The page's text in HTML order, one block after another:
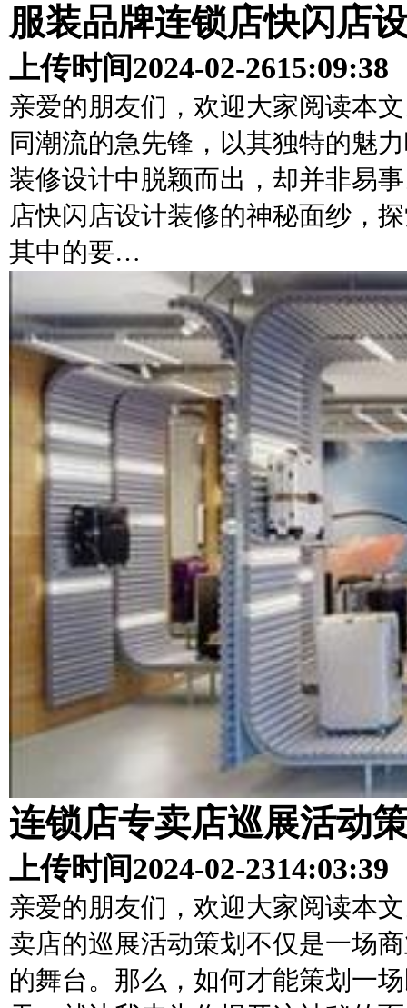
服装品牌连锁店快闪店
上传时间2024-02-2615:09:38
亲爱的朋友们，欢迎大家阅读本
同潮流的急先锋，以其独特的魅
装修设计中脱颖而出，却并非易
店快闪店设计装修的神秘面纱，
其中的要…
连锁店专卖店巡展活动
上传时间2024-02-2314:03:39
亲爱的朋友们，欢迎大家阅读本
卖店的巡展活动策划不仅是一场
的舞台。那么，如何才能策划一